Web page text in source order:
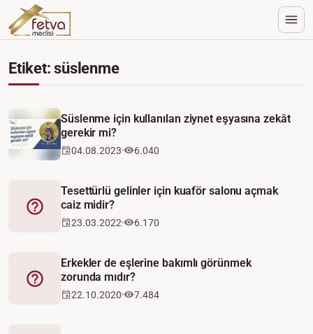
Etiket: süslenme
Süslenme için kullanılan ziynet eşyasına zekât
gerekir mi?
04.08.2023 6.040
Fetva
Tesettürlü gelinler için kuaför salonu açmak
caiz midir?
23.03.2022 6.170
Fetva
Erkekler de eşlerine bakımlı görünmek
zorunda mıdır?
22.10.2020 7.484